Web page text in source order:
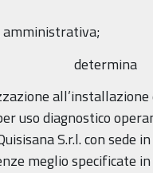
determina
uso diagnostico
S.r.l. con sede
meglio specificate